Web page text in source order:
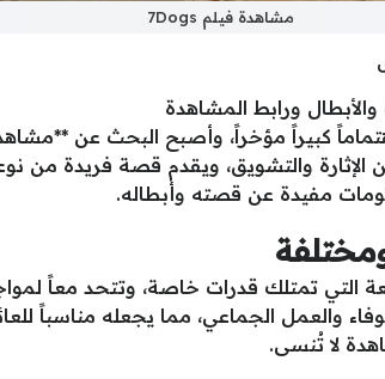
مشاهدة فيلم 7Dogs
الإثارة والتشويق، ويقدم قصة فريدة من
مفيدة عن قصته وأبطاله.
التي تمتلك قدرات خاصة، وتتحد معاً
والعمل الجماعي، مما يجعله مناسباً
لا تُنسى.